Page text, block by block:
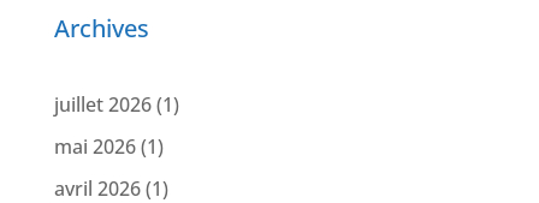
Archives
juillet 2026(1)
mai 2026(1)
avril 2026(1)